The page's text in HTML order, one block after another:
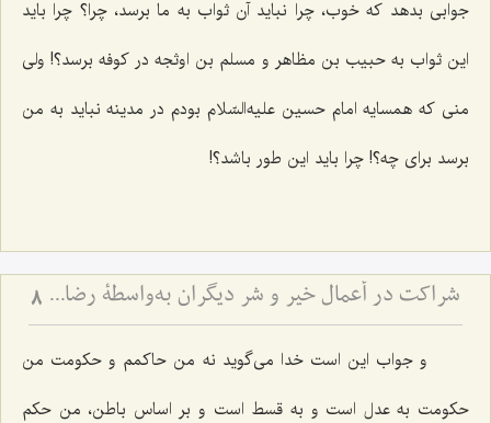
جوابی بدهد که خوب، چرا نباید آن ثواب به ما برسد، چرا؟ چرا باید
این ثواب به حبیب بن مظاهر و مسلم بن اوثجه در کوفه برسد؟! ولی
منی که همسایه امام حسین علیه‌السّلام بودم در مدینه نباید به من
برسد برای چه؟! چرا باید این طور باشد؟!
شراکت در أعمال خیر و شر دیگران به‌واسطۀ رضایت از آن عمل 8
و جواب این است خدا می‌گوید نه من حاکمم و حکومت من
حکومت به عدل است و به قسط است و بر اساس باطن، من حکم